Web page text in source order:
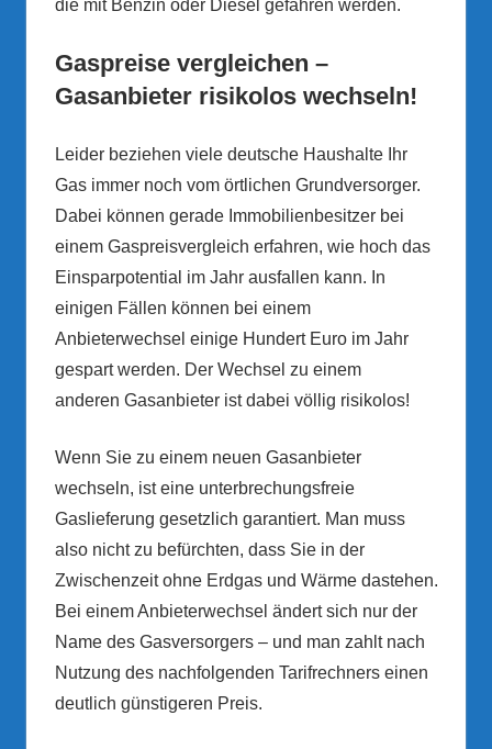
die mit Benzin oder Diesel gefahren werden.
Gaspreise vergleichen –
Gasanbieter risikolos wechseln!
Leider beziehen viele deutsche Haushalte Ihr
Gas immer noch vom örtlichen Grundversorger.
Dabei können gerade Immobilienbesitzer bei
einem Gaspreisvergleich erfahren, wie hoch das
Einsparpotential im Jahr ausfallen kann. In
einigen Fällen können bei einem
Anbieterwechsel einige Hundert Euro im Jahr
gespart werden. Der Wechsel zu einem
anderen Gasanbieter ist dabei völlig risikolos!
Wenn Sie zu einem neuen Gasanbieter
wechseln, ist eine unterbrechungsfreie
Gaslieferung gesetzlich garantiert. Man muss
also nicht zu befürchten, dass Sie in der
Zwischenzeit ohne Erdgas und Wärme dastehen.
Bei einem Anbieterwechsel ändert sich nur der
Name des Gasversorgers – und man zahlt nach
Nutzung des nachfolgenden Tarifrechners einen
deutlich günstigeren Preis.